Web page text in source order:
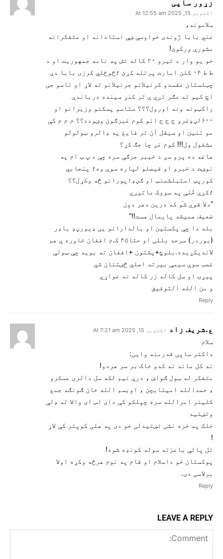
زړور ساپی
اکتوبر 15, 2025 At 12:55 am
سلامونه،
غني بابا ژوندی خواوسې ښې استادانه او متفکرانه
مشورې ورکوئ!
خو یو وار د تیرو ۲۰ کاله تش په نامه جمهوریت او د
ط ط ۰۴ کلن امارت پرتله کړئ ؛څوځلي کرزی بابا دې
چټلستان مفسدو کرنیلانو جرنیلانو ته لاړ او تاسو جی
اچ کیو ته مګر تږي ې تر کنړ سینده درباندې
راکټونه ونه اورول؟؟؟ ستاسو پسکنو وزیرانو او
۶۰۰لڼډغرو ج ج ج انو کوم غبرګون وښوده؟؟ م م م کې
مو تنین او سیقل آن تر فایغ په ډالرو ټولولو
مشغول ول!!! کوم غږ چا جګ کړ؟
هاغه ده پرو سږ د خیبر جرګې سره چې د پ ټ ام په
نوښت د خبرو او فیصلو لپاره سوې وه؛ پنجابي
کورپټ استبلشمنټ او ګڼډاپورانو څه وکړل؟؟
؛کږې خُلې په سووک ماتیږي
“دلا قوي شٙو که درین دهر دون
ضعیف همیشه پایمال هست!!”
بله دا چې پکستین او بالدارانو یی ډیورڼډ باډر
(بوردر) سرحد بللی او حتا۴۵ ک.م افغان خاوره ې هم
لاندیکړیده.بلوچ+پشتون +افغان ته بویه چې ټولې
غصب سوې سیمې بیرته اصلي څښتنان شي
پیړۍ او سل کاله زر کاله نه غواړي
و من الله التوفیق
Reply
ع.شریف زاد اکتوبر 15, 2025 At 7:21 am
سلام
داکتر ساپی قدرمنه وایی:
نه کل ماند نه کدو خاک بر سر هردو!
متفکر له ټول ګواښ ، درې نیم لکه سل دالری عسکرو
، حمدالله امیتابچن ، اوبسم الله خان ګونګه جمع
کلینر امرالله سره چپلکو کې دای اس ای والا له ډلې
وتښتید
خلک په خره نشی تښتیدلی خو دی په هلی کوپتر کې لاړ
!
تل پاتې باعزته سوله کونډه شوه!
پوکستان خو داسلام او قام په نوم هرڅه وکړه اولا
برلاسی دی.
Reply
LEAVE A REPLY